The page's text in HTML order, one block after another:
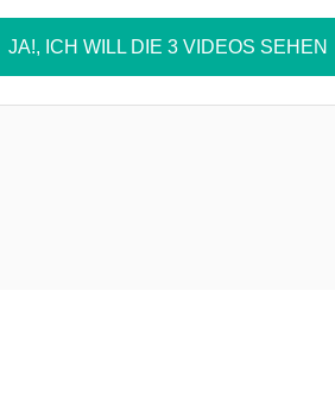
JA!, ICH WILL DIE 3 VIDEOS SEHEN